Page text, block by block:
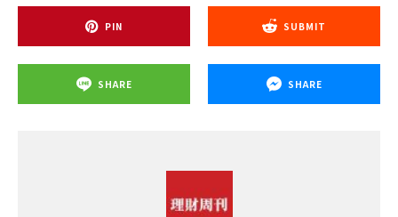
PIN SUBMIT
SHARE SHARE